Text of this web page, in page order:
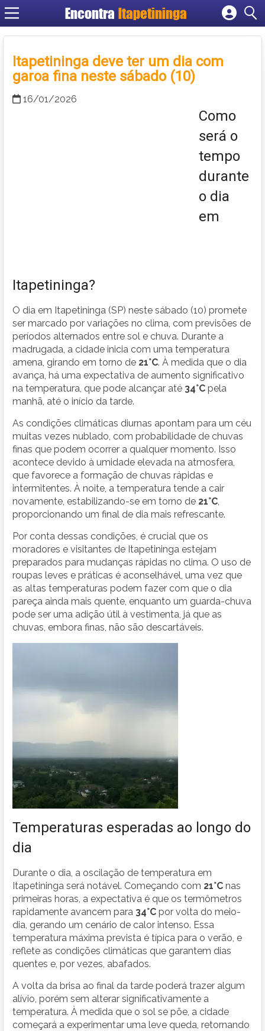
Encontra Itapetininga
Cadastrar empresa
Criar conta
Itapetininga deve ter um dia com
garoa fina neste sábado (10)
16/01/2026
Como
será o
tempo
durante
o dia
em
Itapetininga?
O dia em Itapetininga (SP) neste sábado (10) promete
ser marcado por variações no clima, com previsões de
períodos alternados entre sol e chuva. Durante a
madrugada, a cidade inicia com uma temperatura
amena, girando em torno de 21°C. À medida que o dia
avança, há uma expectativa de aumento significativo
na temperatura, que pode alcançar até 34°C pela
manhã, até o início da tarde.
As condições climáticas diurnas apontam para um céu
muitas vezes nublado, com probabilidade de chuvas
finas que podem ocorrer a qualquer momento. Isso
acontece devido à umidade elevada na atmosfera,
que favorece a formação de chuvas rápidas e
intermitentes. À noite, a temperatura tende a cair
novamente, estabilizando-se em torno de 21°C
proporcionando um final de dia mais refrescante.
Por conta dessas condições, é crucial que os
moradores e visitantes de Itapetininga estejam
preparados para mudanças rápidas no clima. O uso de
roupas leves e práticas é aconselhável, uma vez que
as altas temperaturas podem fazer com que o dia
pareça ainda mais quente, enquanto um guarda-chuva
pode ser uma adição útil à vestimenta, já que as
chuvas, embora finas, não são descartáveis.
Temperaturas esperadas ao longo do
dia
Durante o dia, a oscilação de temperatura em
Itapetininga será notável. Começando com 21°C nas
primeiras horas, a expectativa é que os termômetros
rapidamente avancem para 34°C por volta do meio-
dia, gerando um cenário de calor intenso. Essa
temperatura máxima prevista é típica para o verão, e
reflete as condições climáticas que garantem dias
quentes e, por vezes, abafados.
A volta da brisa ao final da tarde poderá trazer algum
alívio, porém sem alterar significativamente a
temperatura. À medida que o sol se põe, a cidade
começará a experimentar uma leve queda, retornando